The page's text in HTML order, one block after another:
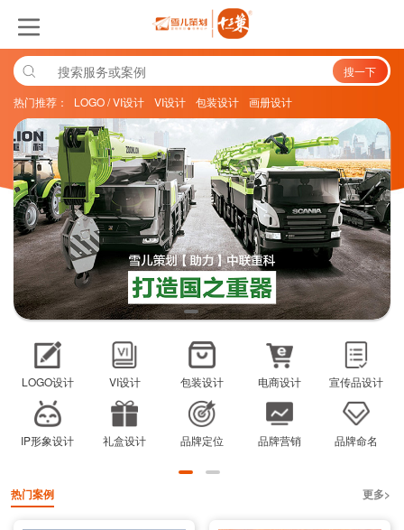
搜一下
热门推荐：
LOGO / VI设计 VI设计 包装设计 画册设计
LOGO设计 VI设计 包装设计 电商设计 宣传品设计
IP形象设计 礼盒设计 品牌定位 品牌营销 品牌命名
热门案例 更多>